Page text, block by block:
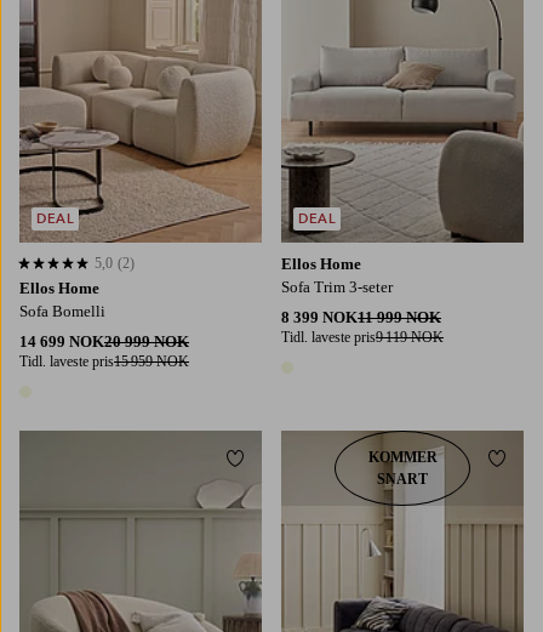
Ellos Home
Sofa Bomelli
14 699 NOK20 999 NOK
Tidl. laveste pris15 959 NOK
5,0 basert på 2 karaktergivninger
5,0 (2)
DEAL
Ellos Home
Sofa Trim 3-seter
8 399 NOK11 999 NOK
Tidl. laveste pris9 119 NOK
DEAL
Legg til favoritterKOMMER
SNART